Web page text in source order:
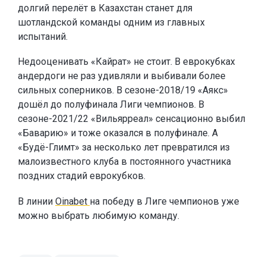
долгий перелёт в Казахстан станет для
шотландской команды одним из главных
испытаний.
Недооценивать «Кайрат» не стоит. В еврокубках
андердоги не раз удивляли и выбивали более
сильных соперников. В сезоне-2018/19 «Аякс»
дошёл до полуфинала Лиги чемпионов. В
сезоне-2021/22 «Вильярреал» сенсационно выбил
«Баварию» и тоже оказался в полуфинале. А
«Будё-Глимт» за несколько лет превратился из
малоизвестного клуба в постоянного участника
поздних стадий еврокубков.
В линии Oinabet на победу в Лиге чемпионов уже
можно выбрать любимую команду.